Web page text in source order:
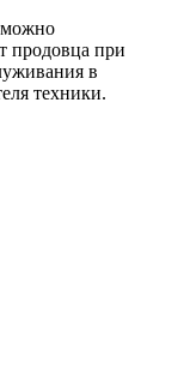
продовца при
в
техники.